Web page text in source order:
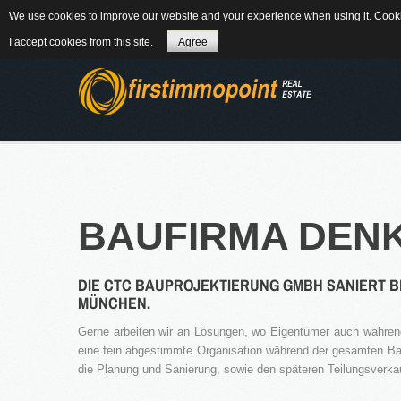
84184 Tiefenbach - Am Winkl 6 MAIL
NEWS
BAUFIRMA
DIE CTC BAUPROJEKTIERUNG GMBH SANIERT
MÜNCHEN.
Gerne arbeiten wir an Lösungen, wo Eigentümer auch
eine fein abgestimmte Organisation während der gesamten
die Planung und Sanierung, sowie den späteren
We use cookies to improve our website and your experience when using it.
I accept cookies from this site. Agree